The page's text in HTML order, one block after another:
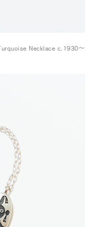
Necklace c.1930～